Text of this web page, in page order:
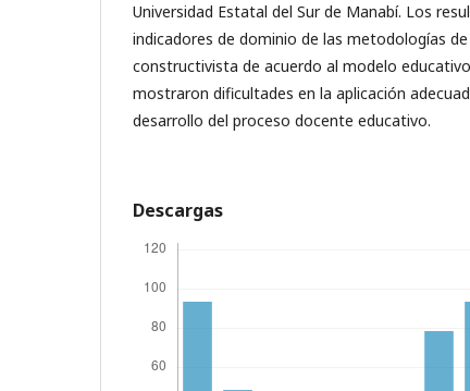
Universidad Estatal del Sur de Manabí. Los
indicadores de dominio de las metodologías
constructivista de acuerdo al modelo
mostraron dificultades en la aplicación
desarrollo del proceso docente educativo.
Descargas